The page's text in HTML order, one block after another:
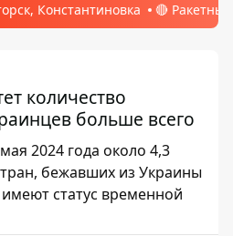
Константиновка 🔴
количество
больше всего
2024 года около 4,3
бежавших из Украины
статус временной